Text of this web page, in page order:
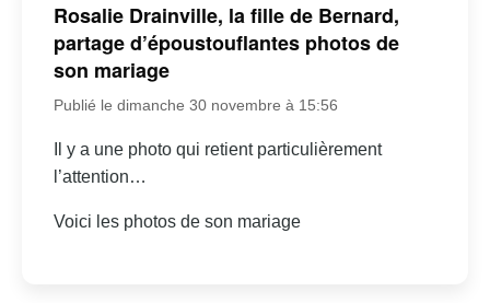
Rosalie Drainville, la fille de Bernard,
partage d’époustouflantes photos de
son mariage
Publié le dimanche 30 novembre à 15:56
Il y a une photo qui retient particulièrement
l’attention…
Voici les photos de son mariage